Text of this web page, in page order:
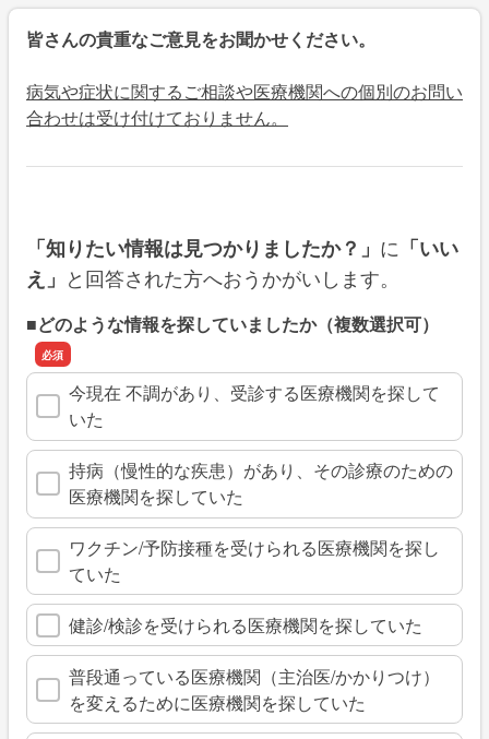
皆さんの貴重なご意見をお聞かせください。
病気や症状に関するご相談や医療機関への個別のお問い
合わせは受け付けておりません。
「知りたい情報は見つかりましたか？」 に 「いい
え」 と回答された方へおうかがいします。
■どのような情報を探していましたか（複数選択可）
今現在 不調があり、受診する医療機関を探して
いた
持病（慢性的な疾患）があり、その診療のための
医療機関を探していた
ワクチン/予防接種を受けられる医療機関を探し
ていた
健診/検診を受けられる医療機関を探していた
普段通っている医療機関（主治医/かかりつけ）
を変えるために医療機関を探していた